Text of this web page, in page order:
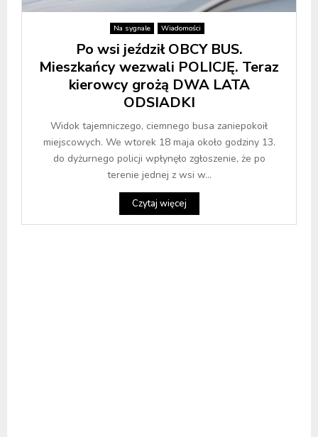
Na sygnale Wiadomości
Po wsi jeździł OBCY BUS.
Mieszkańcy wezwali POLICJĘ. Teraz
kierowcy grożą DWA LATA
ODSIADKI
Widok tajemniczego, ciemnego busa zaniepokoił
miejscowych. We wtorek 18 maja około godziny 13.
do dyżurnego policji wpłynęło zgłoszenie, że po
terenie jednej z wsi w...
Czytaj więcej